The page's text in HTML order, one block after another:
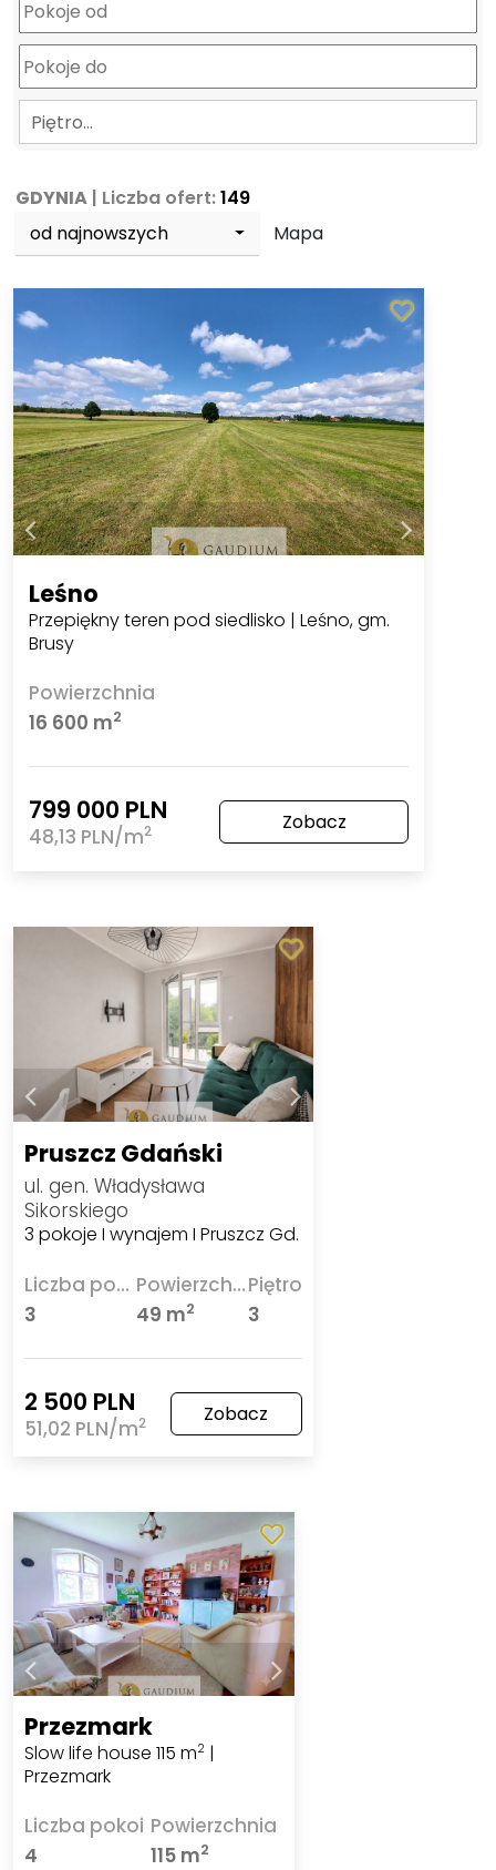
Piętro…
GDYNIA | Liczba ofert:149
od najnowszych
Mapa
Leśno
Przepiękny teren pod siedlisko | Leśno, gm.
Brusy
Powierzchnia
16 600 m2
799 000 PLN
48,13 PLN/m2 Zobacz
Pruszcz Gdański
ul. gen. Władysława
Sikorskiego
3 pokoje I wynajem I Pruszcz Gd.
Liczba pokoi
3
Powierzchnia
49 m2
Piętro
3
2 500 PLN
51,02 PLN/m2 Zobacz
Przezmark
Slow life house 115 m2 |
Przezmark
Liczba pokoi
4
Powierzchnia
115 m2